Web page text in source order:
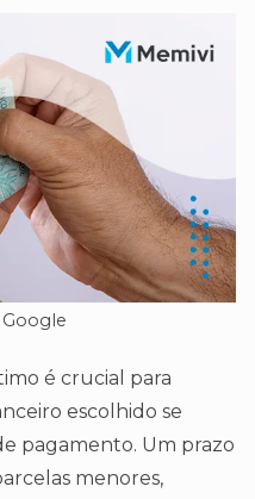
é crucial para
escolhido se
pagamento. Um prazo
menores,